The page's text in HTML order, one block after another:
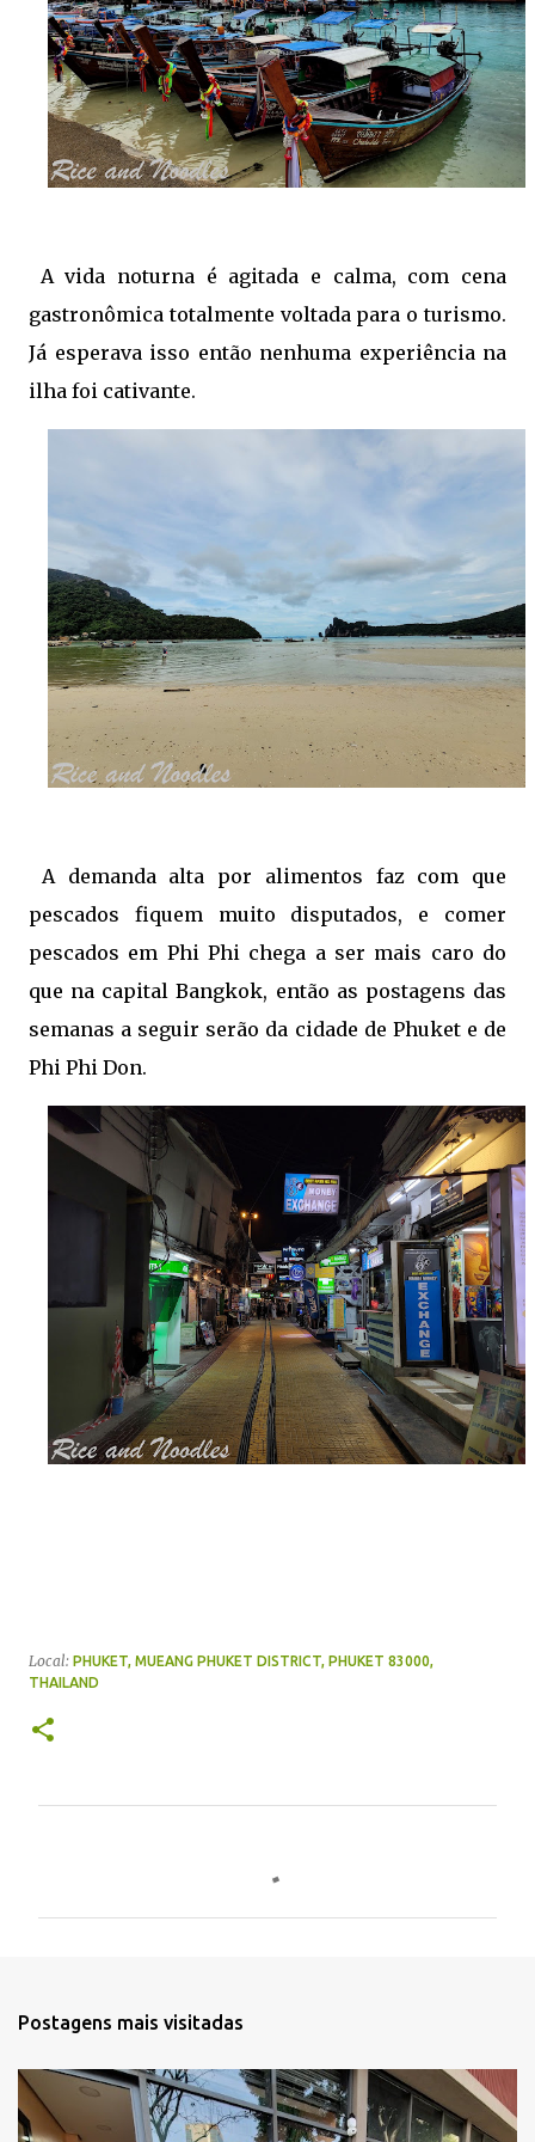
A vida noturna é agitada e calma, com cena
gastronômica totalmente voltada para o turismo.
Já esperava isso então nenhuma experiência na
ilha foi cativante.
A demanda alta por alimentos faz com que
pescados fiquem muito disputados, e comer
pescados em Phi Phi chega a ser mais caro do
que na capital Bangkok, então as postagens das
semanas a seguir serão da cidade de Phuket e de
Phi Phi Don.
Local: PHUKET, MUEANG PHUKET DISTRICT, PHUKET 83000,
THAILAND
r
i
Postagens mais visitadas